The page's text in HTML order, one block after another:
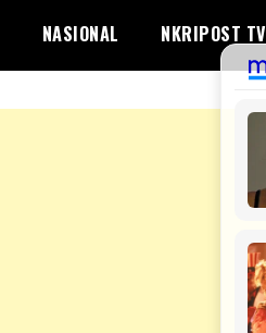
NASIONAL NKRIPOST TV